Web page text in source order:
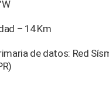
– 14 Km
de datos: Red